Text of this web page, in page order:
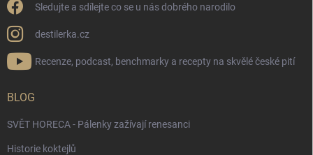
Sledujte a sdílejte co se u nás dobrého narodilo
destilerka.cz
Recenze, podcast, benchmarky a recepty na skvělé české pití
BLOG
SVĚT HORECA - Pálenky zažívají renesanci
Historie koktejlů